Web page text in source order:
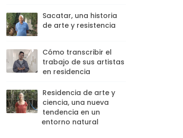
Sacatar, una historia
de arte y resistencia
Cómo transcribir el
trabajo de sus artistas
en residencia
Residencia de arte y
ciencia, una nueva
tendencia en un
entorno natural